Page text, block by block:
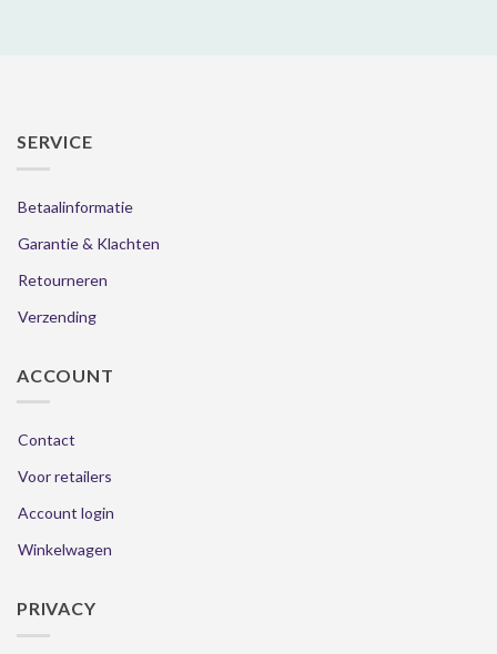
SERVICE
Betaalinformatie
Garantie & Klachten
Retourneren
Verzending
ACCOUNT
Contact
Voor retailers
Account login
Winkelwagen
PRIVACY